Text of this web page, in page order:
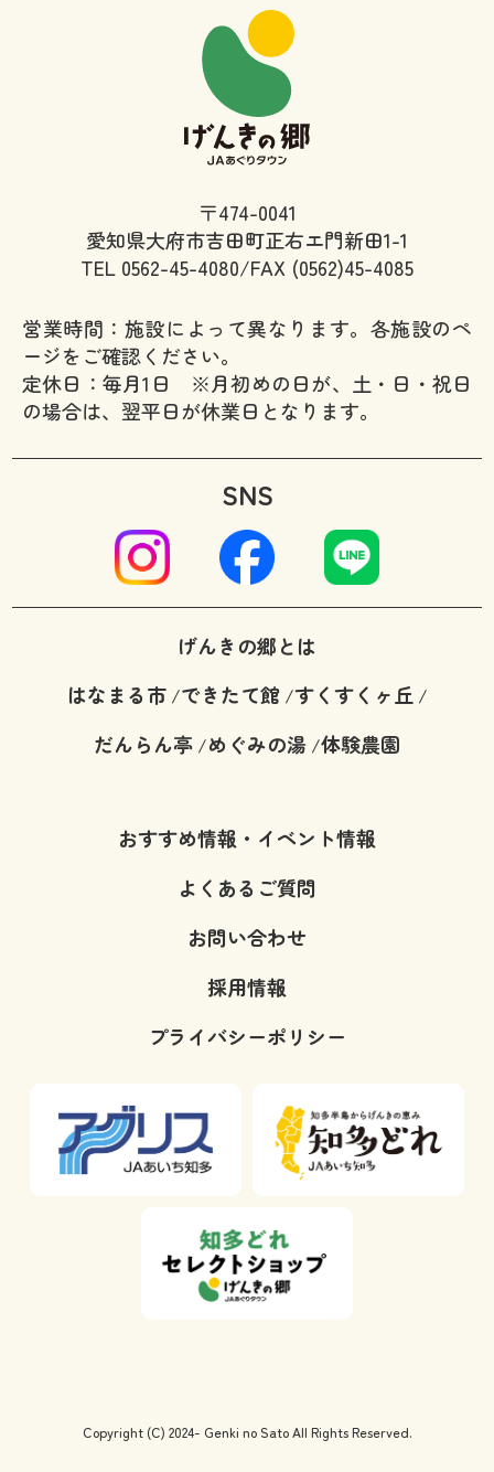
〒474-0041
愛知県大府市吉田町正右エ門新田1-1
TEL 0562-45-4080/FAX (0562)45-4085
営業時間：施設によって異なります。各施設のペ
ージをご確認ください。
定休日：毎月1日 ※月初めの日が、土・日・祝日
の場合は、翌平日が休業日となります。
SNS
げんきの郷とは
はなまる市/できたて館/すくすくヶ丘 /
だんらん亭 /めぐみの湯 /体験農園
おすすめ情報・イベント情報
よくあるご質問
お問い合わせ
採用情報
プライバシーポリシー
Copyright (C) 2024- Genki no Sato All Rights Reserved.